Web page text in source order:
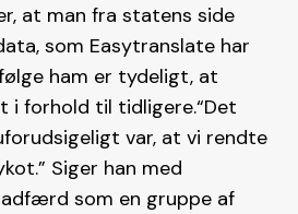
at man fra statens side
som Easytranslate har
ham er tydeligt, at
i forhold til tidligere.“Det
var, at vi rendte
Siger han med
som en gruppe af